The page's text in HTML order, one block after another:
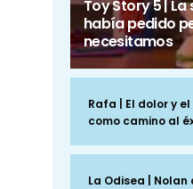
Toy Story 5 |
había pedido
necesitamos
Rafa | El dolor y
como camino al
La Odisea |